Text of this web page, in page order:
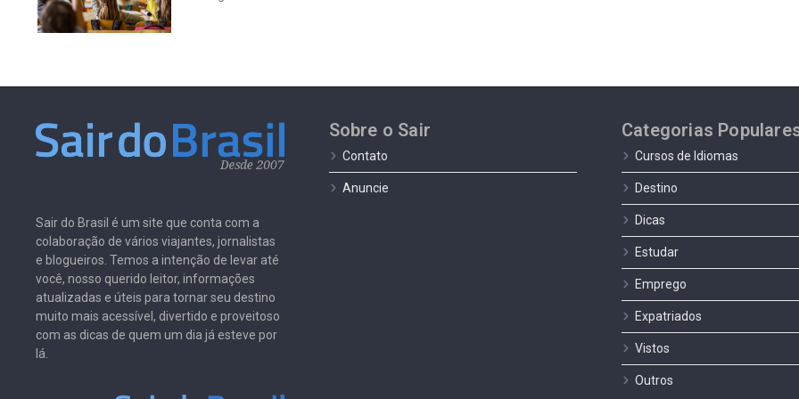
Sair do Brasil é um site que conta com a
colaboração de vários viajantes, jornalistas
e blogueiros. Temos a intenção de levar até
você, nosso querido leitor, informações
atualizadas e úteis para tornar seu destino
muito mais acessível, divertido e proveitoso
com as dicas de quem um dia já esteve por
lá.
Sobre o Sair
Contato
Anuncie
Categorias
Cursos de Idiomas
Destino
Dicas
Estudar
Emprego
Expatriados
Vistos
Outros